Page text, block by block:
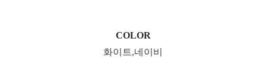
COLOR
화이트,네이비